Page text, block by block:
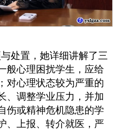
处置，她详细讲解了三
般心理困扰学生，应给
对心理状态较为严重的
、调整学业压力，并加
伤或精神危机隐患的学
、上报、转介就医，严